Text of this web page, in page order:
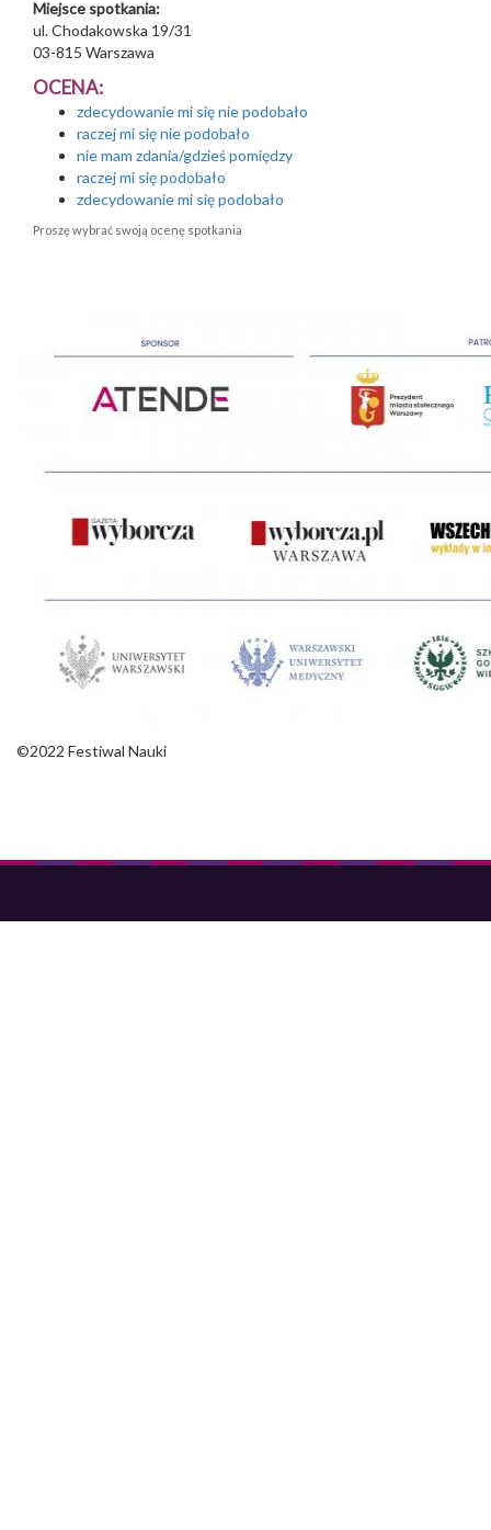
Miejsce spotkania:
ul. Chodakowska 19/31
03-815 Warszawa
OCENA:
zdecydowanie mi się nie podobało
raczej mi się nie podobało
nie mam zdania/gdzieś pomiędzy
raczej mi się podobało
zdecydowanie mi się podobało
Proszę wybrać swoją ocenę spotkania
©2022 Festiwal Nauki